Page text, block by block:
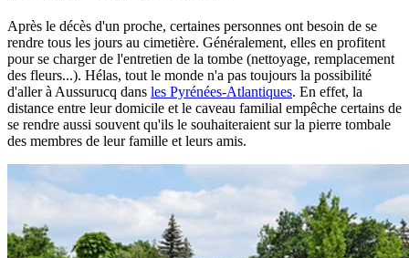
Après le décès d'un proche, certaines personnes ont besoin de se
rendre tous les jours au cimetière. Généralement, elles en profitent
pour se charger de l'entretien de la tombe (nettoyage, remplacement
des fleurs...). Hélas, tout le monde n'a pas toujours la possibilité
d'aller à Aussurucq dans les Pyrénées-Atlantiques. En effet, la
distance entre leur domicile et le caveau familial empêche certains de
se rendre aussi souvent qu'ils le souhaiteraient sur la pierre tombale
des membres de leur famille et leurs amis.